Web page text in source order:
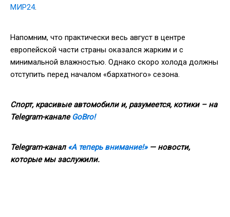
МИР24.
Напомним, что практически весь август в центре
европейской части страны оказался жарким и с
минимальной влажностью. Однако скоро холода должны
отступить перед началом «бархатного» сезона.
Спорт, красивые автомобили и, разумеется, котики – на
Telegram-канале GoBro!
Telegram-канал «А теперь внимание!»— новости,
которые мы заслужили.